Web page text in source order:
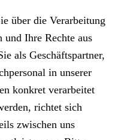
über die Verarbeitung
und Ihre Rechte aus
als Geschäftspartner,
in unserer
konkret verarbeitet
richtet sich
zwischen uns